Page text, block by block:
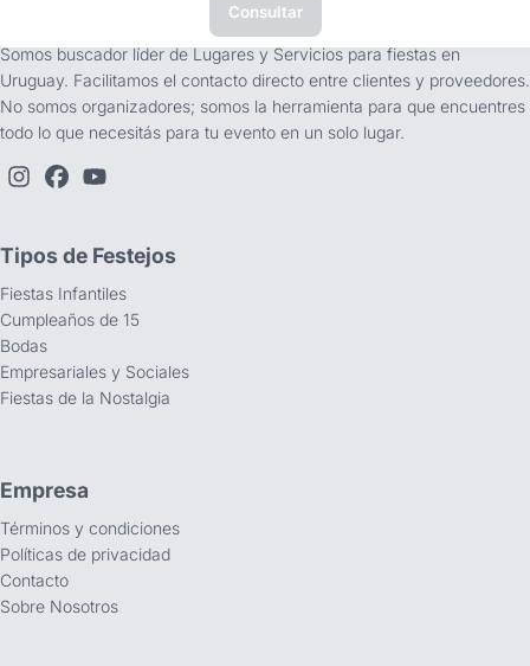
Consultar
Somos buscador líder de Lugares y Servicios para fiestas en
Uruguay. Facilitamos el contacto directo entre clientes y proveedores.
No somos organizadores; somos la herramienta para que encuentres
todo lo que necesitás para tu evento en un solo lugar.
Tipos de Festejos
Fiestas Infantiles
Cumpleaños de 15
Bodas
Empresariales y Sociales
Fiestas de la Nostalgia
Empresa
Términos y condiciones
Políticas de privacidad
Contacto
Sobre Nosotros